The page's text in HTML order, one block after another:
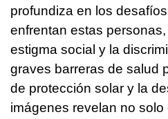
profundiza en los
enfrentan estas
estigma social y la
graves barreras de salud
de protección solar y la
imágenes revelan no solo